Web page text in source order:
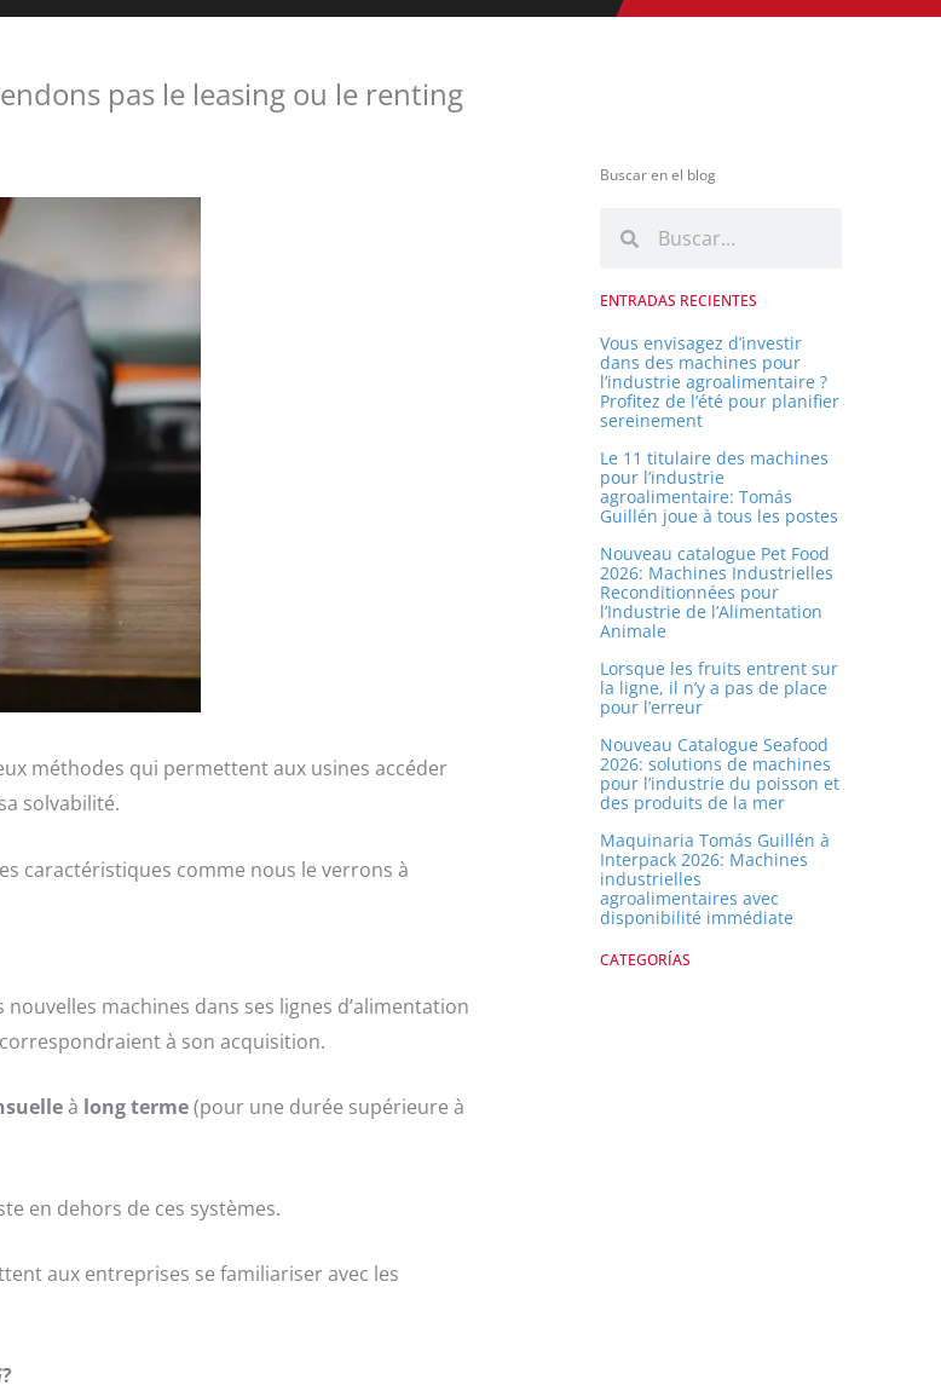
pas le leasing ou le renting
méthodes qui permettent aux usines accéder
solvabilité.
caractéristiques comme nous le verrons à
machines dans ses lignes d’alimentation
à son acquisition.
à long terme(pour une durée supérieure à
en dehors de ces systèmes.
aux entreprises se familiariser avec les
?
Buscar en el blog
h
e
r
c
h
e
r
c
h
e
r
h
e
r
ENTRADAS RECIENTES
Vous envisagez d’investir
dans des machines pour
l’industrie agroalimentaire ?
Profitez de l’été pour planifier
sereinement
Le 11 titulaire des machines
pour l’industrie
agroalimentaire: Tomás
Guillén joue à tous les postes
Nouveau catalogue Pet Food
2026: Machines Industrielles
Reconditionnées pour
l’Industrie de l’Alimentation
Animale
Lorsque les fruits entrent sur
la ligne, il n’y a pas de place
pour l’erreur
Nouveau Catalogue Seafood
2026: solutions de machines
pour l’industrie du poisson et
des produits de la mer
Maquinaria Tomás Guillén à
Interpack 2026: Machines
industrielles
agroalimentaires avec
disponibilité immédiate
CATEGORÍAS